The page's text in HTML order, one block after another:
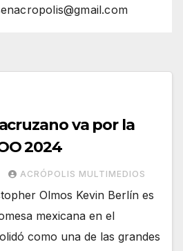
va por la
2024
ACRÓPOLIS MULTIMEDIOS
Olmos Kevin Berlín es
mexicana en el
como una de las grandes